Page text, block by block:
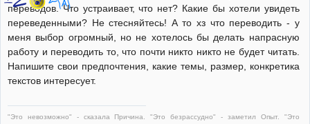
переводов. Что устраивает, что нет? Какие бы хотели увидеть
переведенными? Не стесняйтесь! А то хз что переводить - у
меня выбор огромный, но не хотелось бы делать напрасную
работу и переводить то, что почти никто никто не будет читать.
Напишите свои предпочтения, какие темы, размер, конкретика
текстов интересует.
"Это невозможно" - сказала Причина. "Это безрассудно" - заметил Опыт. "Это